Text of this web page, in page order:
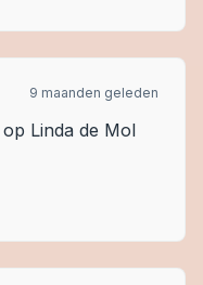
9 maanden geleden
Linda de Mol